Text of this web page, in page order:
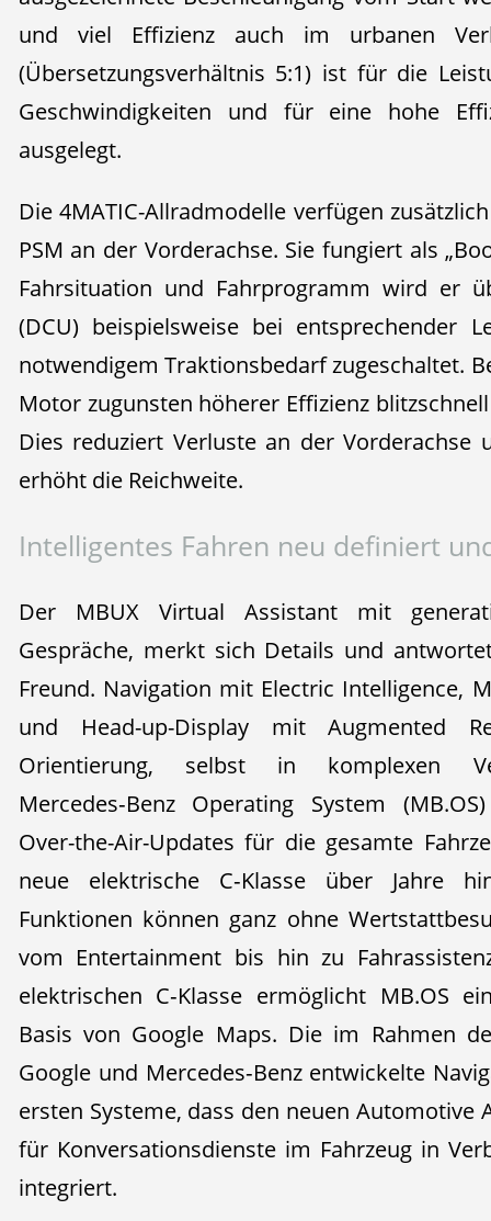
und viel Effizienz auch im urbanen
(Übersetzungsverhältnis 5:1) ist für die
Geschwindigkeiten und für eine hohe
ausgelegt.
Die 4MATIC-Allradmodelle verfügen
PSM an der Vorderachse. Sie fungiert als
Fahrsituation und Fahrprogramm wird er
(DCU) beispielsweise bei entsprechender
notwendigem Traktionsbedarf zugeschaltet.
Motor zugunsten höherer Effizienz
Dies reduziert Verluste an der Vorderachse
erhöht die Reichweite.
Intelligentes Fahren neu definiert
Der MBUX Virtual Assistant mit
Gespräche, merkt sich Details und
Freund. Navigation mit Electric Intelligence,
und Head-up-Display mit Augmented
Orientierung, selbst in komplexen
Mercedes‑Benz Operating System
Over-the-Air-Updates für die gesamte
neue elektrische C‑Klasse über Jahre
Funktionen können ganz ohne
vom Entertainment bis hin zu
elektrischen C‑Klasse ermöglicht MB.OS
Basis von Google Maps. Die im Rahmen
Google und Mercedes‑Benz entwickelte
ersten Systeme, dass den neuen Automotive
für Konversationsdienste im Fahrzeug in
integriert.